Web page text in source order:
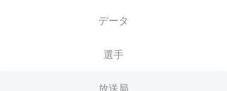
データ
選手
放送局
スターティングメンバーは試合開始の 60分前